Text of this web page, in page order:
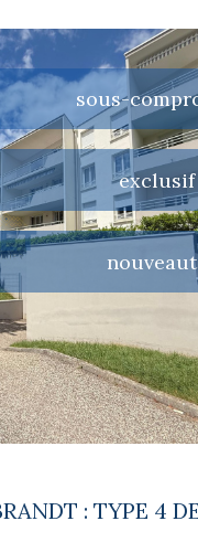
sous-
exclusif
le
: TYPE 4